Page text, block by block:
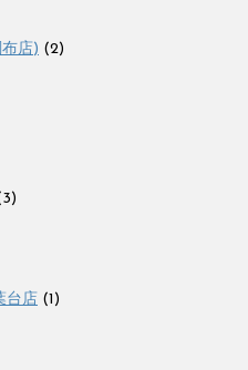
店) (2)
台店 (1)